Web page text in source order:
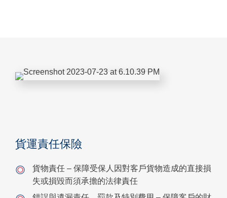
貨運責任保險
貨物責任 – 保障受保人因對客戶貨物造成的直接損
失或損毀而須承擔的法律責任